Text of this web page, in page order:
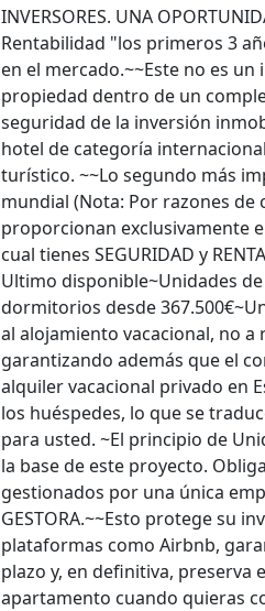
INVERSORES. UNA
Rentabilidad "los primeros 3
en el mercado.~~Este no es
propiedad dentro de un
seguridad de la inversión
hotel de categoría
turístico. ~~Lo segundo más
mundial (Nota: Por razones de
proporcionan exclusivamente
cual tienes SEGURIDAD y
Ultimo disponible~Unidades
dormitorios desde
al alojamiento vacacional, no
garantizando además que el
alquiler vacacional privado en
los huéspedes, lo que se
para usted. ~El principio de
la base de este proyecto.
gestionados por una única
GESTORA.~~Esto protege su
plataformas como Airbnb,
plazo y, en definitiva, preserva
apartamento cuando quieras